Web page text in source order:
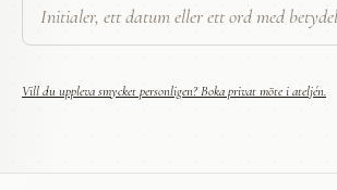
Vill du uppleva smycket personligen? Boka privat möte i ateljén.